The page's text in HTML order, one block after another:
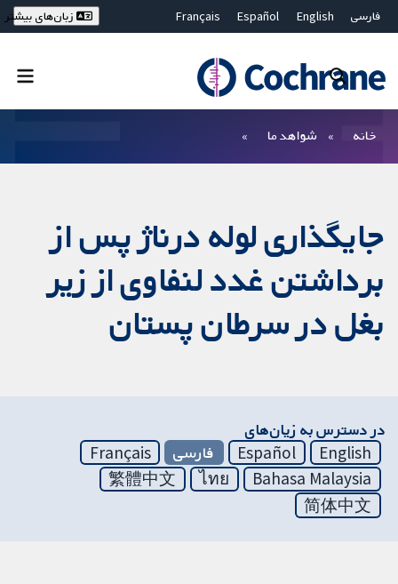
فارسی English
Español
Français
Bahasa Malaysia
ไทย
繁體中文
زبان‌های بیشتر
خانه شواهد ما
جایگذاری لوله درناژ پس از
برداشتن غدد لنفاوی از زیر
بغل در سرطان پستان
در دسترس به زیان‌های
English
Español فارسی
Français
Bahasa Malaysia
ไทย
繁體中文
简体中文